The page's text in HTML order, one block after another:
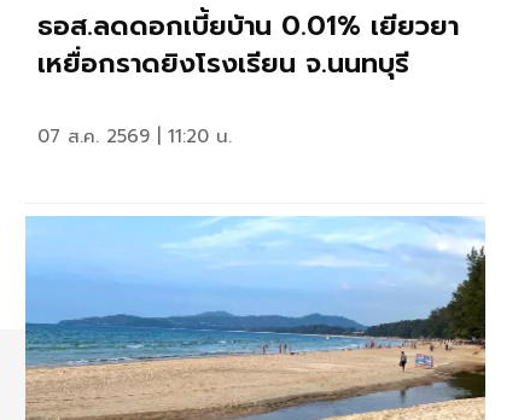
ธอส.ลดดอกเบี้ยบ้าน 0.01% เยียวยา
เหยื่อกราดยิงโรงเรียน จ.นนทบุรี
07 ส.ค. 2569 | 11:20 น.